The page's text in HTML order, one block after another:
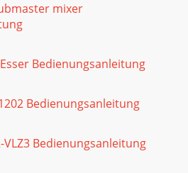
тока (сет
Г) и потребуется проверить
(CONNECTED) или
руководствоУстановка
в канале 8 Теперь микшер
Fader готовы к работе.
mixer
Bedienungsanleitung
Bedienungsanleitung
VLZ3 Bedienungsanleitung